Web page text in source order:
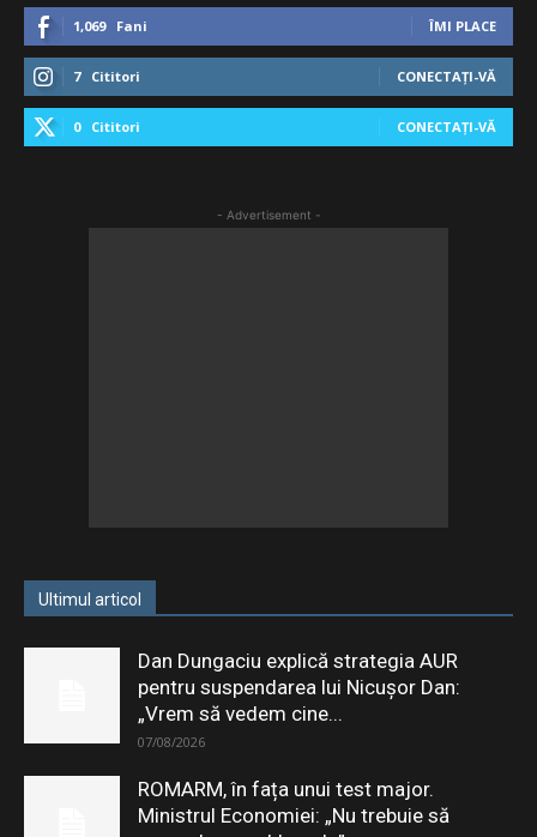
1,069 Fani ÎMI PLACE
7 Cititori CONECTAȚI-VĂ
0 Cititori CONECTAȚI-VĂ
- Advertisement -
Ultimul articol
Dan Dungaciu explică strategia AUR
pentru suspendarea lui Nicușor Dan:
„Vrem să vedem cine...
07/08/2026
ROMARM, în fața unui test major.
Ministrul Economiei: „Nu trebuie să